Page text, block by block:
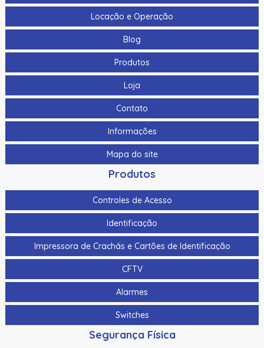
Locação e Operação
Blog
Produtos
Loja
Contato
Informações
Mapa do site
Produtos
Controles de Acesso
Identificação
Impressora de Crachás e Cartões de Identificação
CFTV
Alarmes
Switches
Segurança Física